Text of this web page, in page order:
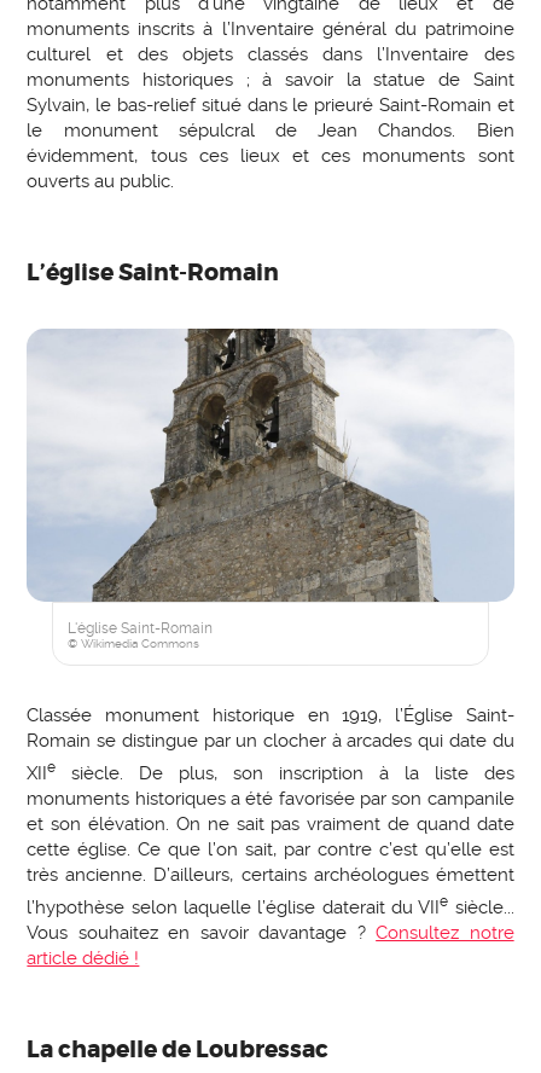
monuments inscrits à l’Inventaire général du patrimoine
culturel et des objets classés dans l’Inventaire des
monuments historiques ; à savoir la statue de Saint
Sylvain, le bas-relief situé dans le prieuré Saint-Romain et
le monument sépulcral de Jean Chandos. Bien
évidemment, tous ces lieux et ces monuments sont
ouverts au public.
L’église Saint-Romain
L'église Saint-Romain
© Wikimedia Commons
Classée monument historique en 1919, l’Église Saint-
Romain se distingue par un clocher à arcades qui date du
XIIe
siècle. De plus, son inscription à la liste des
monuments historiques a été favorisée par son campanile
et son élévation. On ne sait pas vraiment de quand date
cette église. Ce que l’on sait, par contre c’est qu’elle est
très ancienne. D’ailleurs, certains archéologues émettent
l’hypothèse selon laquelle l’église daterait du VIIe siècle...
Vous souhaitez en savoir davantage ?Consultez notre
article dédié !
La chapelle de Loubressac